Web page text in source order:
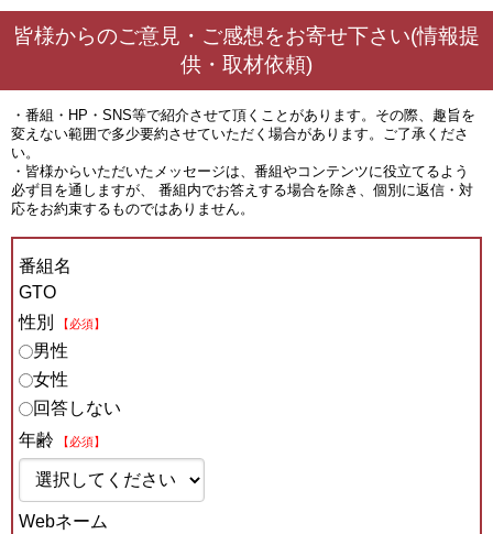
皆様からのご意見・ご感想をお寄せ下さい(情報提
供・取材依頼)
・番組・HP・SNS等で紹介させて頂くことがあります。その際、趣旨を
変えない範囲で多少要約させていただく場合があります。ご了承くださ
い。
・皆様からいただいたメッセージは、番組やコンテンツに役立てるよう
必ず目を通しますが、 番組内でお答えする場合を除き、個別に返信・対
応をお約束するものではありません。
番組名
GTO
性別
【必須】
男性
女性
回答しない
年齢
【必須】
Webネーム